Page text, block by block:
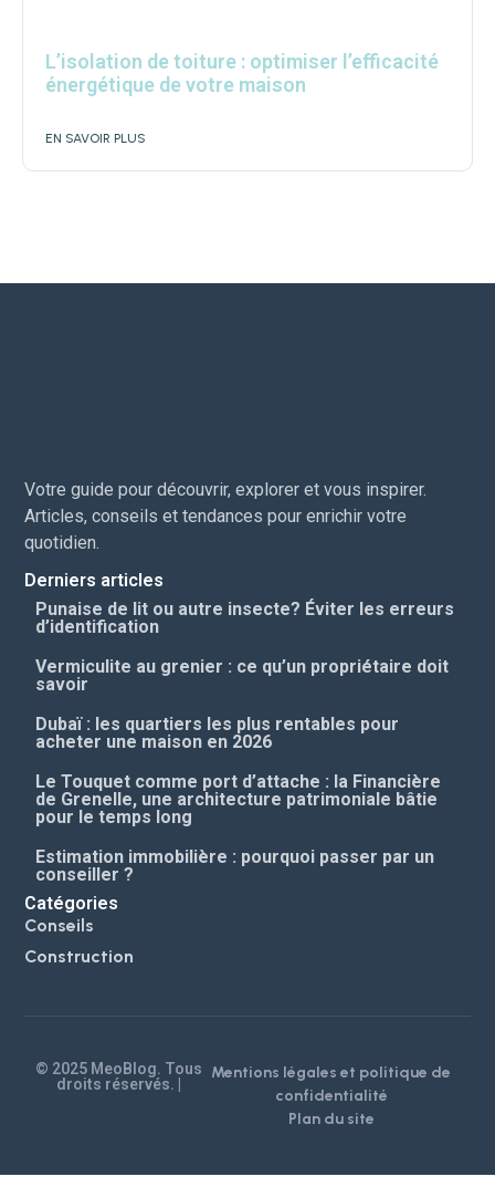
L’isolation de toiture : optimiser l’efficacité
énergétique de votre maison
EN SAVOIR PLUS
Votre guide pour découvrir, explorer et vous inspirer.
Articles, conseils et tendances pour enrichir votre
quotidien.
Derniers articles
Punaise de lit ou autre insecte? Éviter les erreurs
d’identification
Vermiculite au grenier : ce qu’un propriétaire doit
savoir
Dubaï : les quartiers les plus rentables pour
acheter une maison en 2026
Le Touquet comme port d’attache : la Financière
de Grenelle, une architecture patrimoniale bâtie
pour le temps long
Estimation immobilière : pourquoi passer par un
conseiller ?
Catégories
Conseils
Construction
© 2025 MeoBlog. Tous
droits réservés. |
Mentions légales et politique de
confidentialité
Plan du site